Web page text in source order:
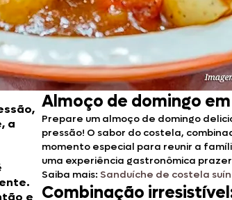
a
e
Almoço de domingo
Prepare um almoço de domingo
pressão! O sabor do costela,
momento especial para reunir a
uma experiência gastronômica
Saiba mais: Sanduíche de costela
Combinação